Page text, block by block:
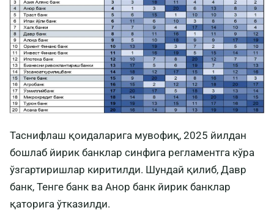
Таснифлаш қоидаларига мувофиқ, 2025 йилдан
бошлаб йирик банклар синфига регламентга кўра
ўзгартиришлар киритилди. Шундай қилиб, Давр
банк, Тенге банк ва Анор банк йирик банклар
қаторига ўтказилди.